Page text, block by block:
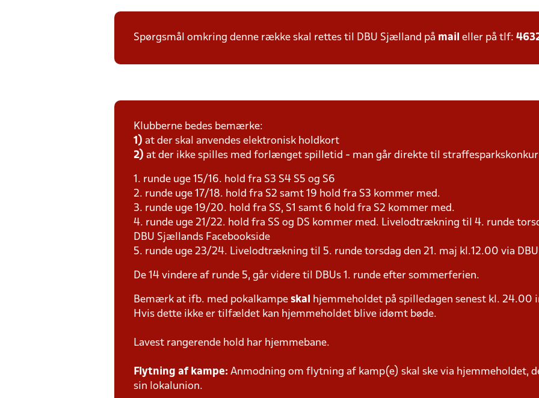
Spørgsmål omkring denne række skal rettes til DBU Sjælland på mail eller på tlf:
Klubberne bedes bemærke:
1) at der skal anvendes elektronisk holdkort
2) at der ikke spilles med forlænget spilletid - man går direkte til
1. runde uge 15/16. hold fra S3 S4 S5 og S6
2. runde uge 17/18. hold fra S2 samt 19 hold fra S3 kommer med.
3. runde uge 19/20. hold fra SS, S1 samt 6 hold fra S2 kommer med.
4. runde uge 21/22. hold fra SS og DS kommer med. Livelodtrækning til 4. runde
DBU Sjællands Facebookside
5. runde uge 23/24. Livelodtrækning til 5. runde torsdag den 21. maj kl.12.00 via
De 14 vindere af runde 5, går videre til DBUs 1. runde efter sommerferien.
Bemærk at ifb. med pokalkampe skal
hjemmeholdet på spilledagen senest kl. 24.00
Hvis dette ikke er tilfældet kan hjemmeholdet blive idømt bøde.
Lavest rangerende hold har hjemmebane.
Flytning af kampe: Anmodning om flytning af kamp(e) skal ske via hjemmeholdet,
sin lokalunion.